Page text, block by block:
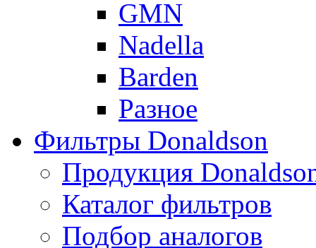
GMN
Nadella
Barden
Разное
Фильтры Donaldson
Продукция
Каталог фильтров
Подбор аналогов